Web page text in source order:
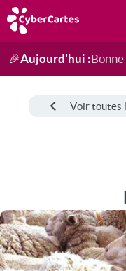
Anniversaire
Fête du jour
Amour
Amitié
Merci
Toutes les cartes
🎉Aujourd'hui :
Voir toutes